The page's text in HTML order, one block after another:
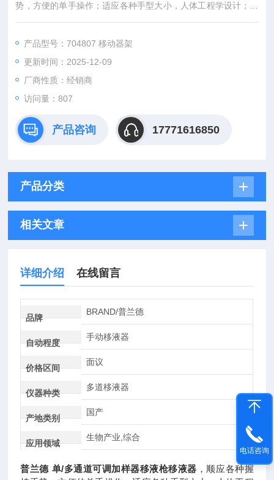
势，方便的单手操作；适应各种手型大小，人体工程学设计；值
得信赖，量程锁防止意外量程调节。
产品型号：704807 移动器架
更新时间：2025-12-09
厂商性质：经销商
访问量：807
产品咨询 17771616850
产品分类
相关文章
详细介绍 在线留言
品牌
BRAND/普兰德
自动程度
手动移液器
价格区间
面议
仪器种类
多道移液器
产地类别
国产
应用领域
生物产业,综合
普兰德 单/多通道可调加样器移液枪移液器 ，顺应各种握
电话咨询